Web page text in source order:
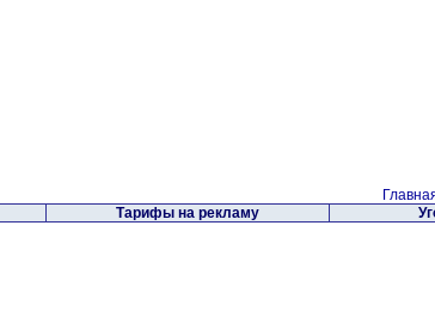
Тарифы на рекламу